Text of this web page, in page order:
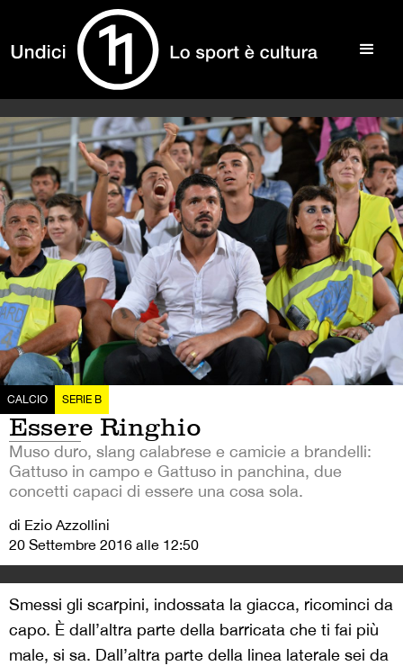
CALCIO SERIE B
Essere Ringhio
Muso duro, slang calabrese e camicie a brandelli:
Gattuso in campo e Gattuso in panchina, due
concetti capaci di essere una cosa sola.
di Ezio Azzollini
20 Settembre 2016 alle 12:50
Smessi gli scarpini, indossata la giacca, ricominci da
capo. È dall’altra parte della barricata che ti fai più
male, si sa. Dall’altra parte della linea laterale sei da